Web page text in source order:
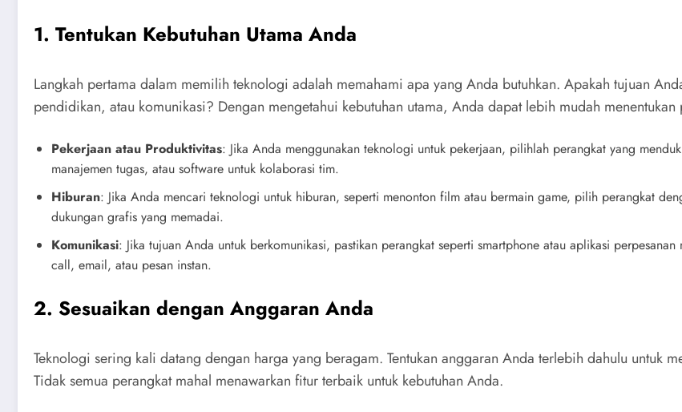
1. Tentukan Kebutuhan Utama Anda
Langkah pertama dalam memilih teknologi adalah memahami apa yang Anda butuhkan. Apakah tujuan
pendidikan, atau komunikasi? Dengan mengetahui kebutuhan utama, Anda dapat lebih mudah
Pekerjaan atau Produktivitas: Jika Anda menggunakan teknologi untuk pekerjaan, pilihlah perangkat yang
manajemen tugas, atau software untuk kolaborasi tim.
Hiburan: Jika Anda mencari teknologi untuk hiburan, seperti menonton film atau bermain game, pilih perangkat
dukungan grafis yang memadai.
Komunikasi: Jika tujuan Anda untuk berkomunikasi, pastikan perangkat seperti smartphone atau aplikasi
call, email, atau pesan instan.
2. Sesuaikan dengan Anggaran Anda
Teknologi sering kali datang dengan harga yang beragam. Tentukan anggaran Anda terlebih dahulu untuk
Tidak semua perangkat mahal menawarkan fitur terbaik untuk kebutuhan Anda.